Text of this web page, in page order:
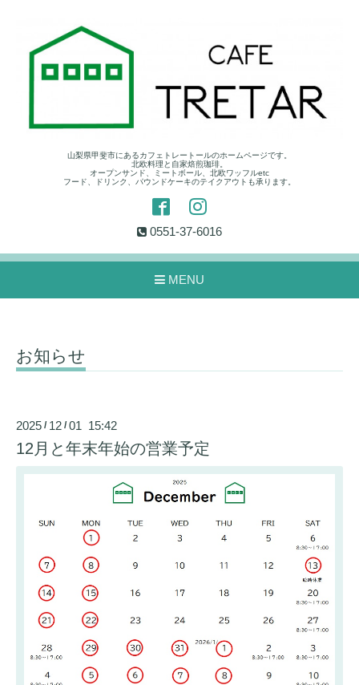
山梨県甲斐市にあるカフェトレートールのホームページです。
北欧料理と自家焙煎珈琲。
オープンサンド、ミートボール、北欧ワッフルetc
フード、ドリンク、パウンドケーキのテイクアウトも承ります。
0551-37-6016
MENU
お知らせ
2025 / 12 /01 15:42
12月と年末年始の営業予定